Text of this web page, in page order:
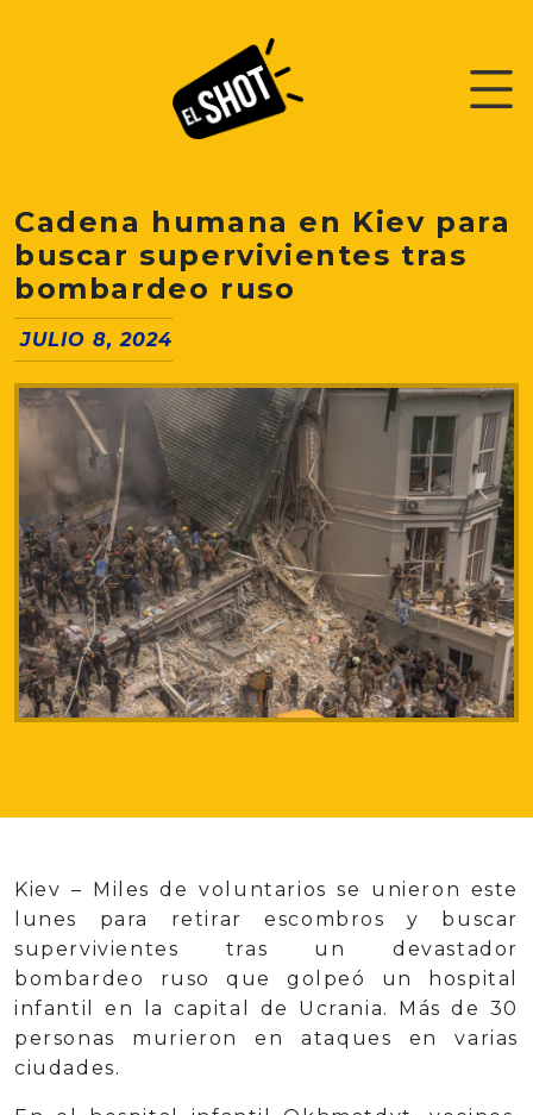
Cadena humana en Kiev para
buscar supervivientes tras
bombardeo ruso
JULIO 8, 2024
Kiev – Miles de voluntarios se unieron este
lunes para retirar escombros y buscar
supervivientes tras un devastador
bombardeo ruso que golpeó un hospital
infantil en la capital de Ucrania. Más de 30
personas murieron en ataques en varias
ciudades.